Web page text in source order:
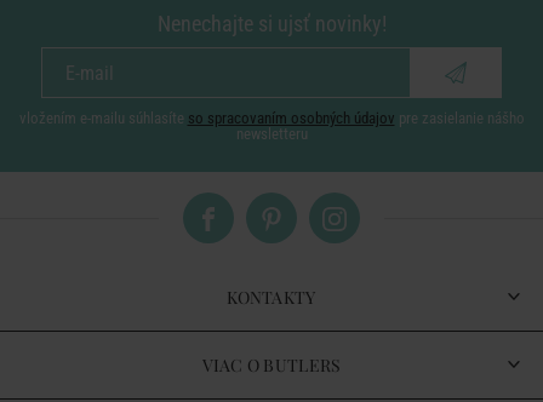
Nenechajte si ujsť novinky!
vložením e-mailu súhlasíte so spracovaním osobných údajov pre zasielanie nášho
newsletteru
KONTAKTY
VIAC O BUTLERS